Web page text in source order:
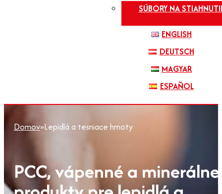
SÚBORY NA
ENGLISH
DEUTSCH
MAGYAR
ESPAÑOL
Domov»Lepidlá a tesniace hmoty
PCC, vápenné a minerálne